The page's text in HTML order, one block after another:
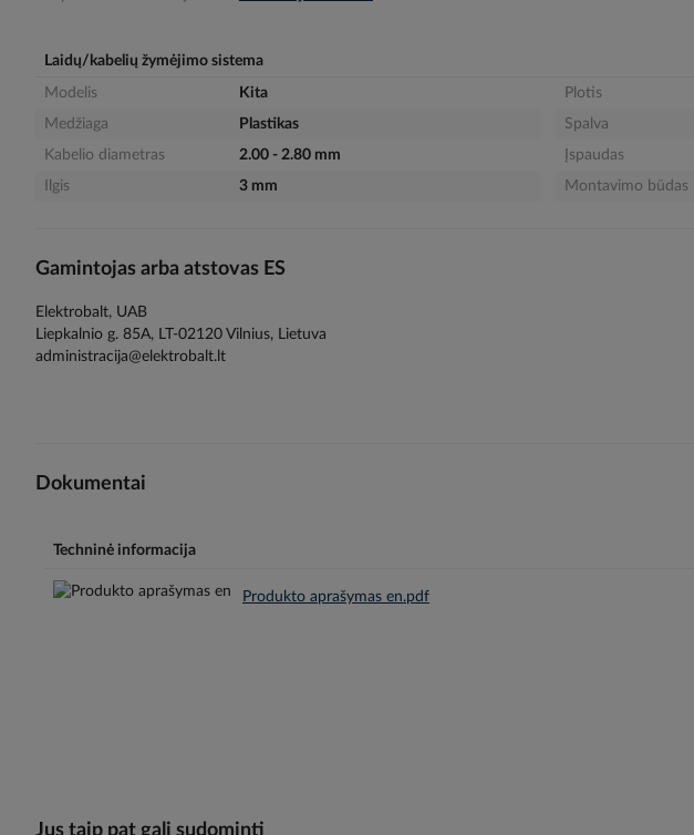
Laidų/kabelių žymėjimo sistema
Modelis
Kita
Medžiaga
Plastikas
Kabelio diametras
2.00 - 2.80 mm
Ilgis
3 mm
Plotis
Spalva
Įspaudas
Montavimo būdas
Gamintojas arba atstovas ES
Elektrobalt, UAB
Liepkalnio g. 85A, LT-02120 Vilnius, Lietuva
administracija@elektrobalt.lt
Dokumentai
Techninė informacija
Produkto aprašymas en.pdf